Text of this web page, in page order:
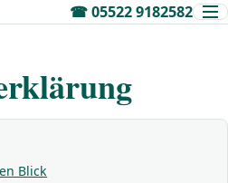
☎05522 9182582
Blick